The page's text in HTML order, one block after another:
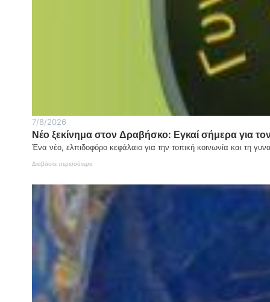
7/8/2026
Νέο ξεκίνημα στον Δραβήσκο: Εγκαί σήμερα για
Ένα νέο, ελπιδοφόρο κεφάλαιο για την τοπική κοινωνία και τη
Διαβάστε περισσότερα:
στον
Δραβήσκο:
σήμερα